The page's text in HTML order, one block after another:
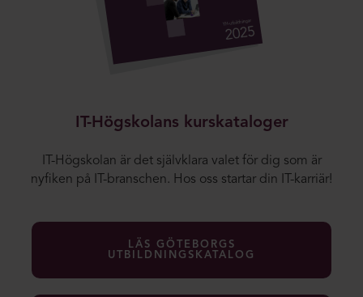
IT-Högskolans kurskataloger
IT-Högskolan är det självklara valet för dig som är
nyfiken på IT-branschen. Hos oss startar din IT-karriär!
LÄS GÖTEBORGS
UTBILDNINGSKATALOG